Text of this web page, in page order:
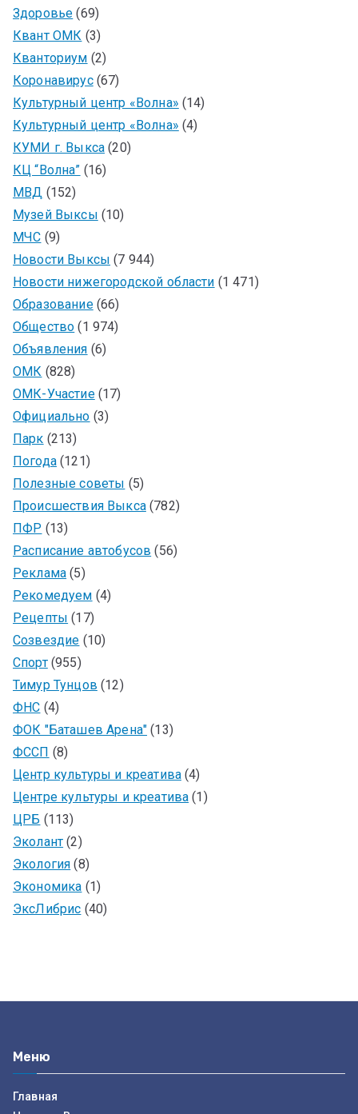
Здоровье (69)
Квант ОМК (3)
Кванториум (2)
Коронавирус(67)
Культурный центр «Волна» (14)
Культурный центр «Волна» (4)
КУМИ г. Выкса (20)
КЦ “Волна” (16)
МВД (152)
Музей Выксы (10)
МЧС (9)
Новости Выксы (7 944)
Новости нижегородской области (1 471)
Образование(66)
Общество (1 974)
Объявления (6)
ОМК (828)
ОМК-Участие(17)
Официально (3)
Парк (213)
Погода(121)
Полезные советы (5)
Происшествия Выкса(782)
ПФР (13)
Расписание автобусов (56)
Реклама (5)
Рекомедуем (4)
Рецепты (17)
Созвездие (10)
Спорт(955)
Тимур Тунцов (12)
ФНС (4)
ФОК "Баташев Арена" (13)
ФССП (8)
Центр культуры и креатива (4)
Центре культуры и креатива (1)
ЦРБ (113)
Эколант (2)
Экология (8)
Экономика (1)
ЭксЛибрис (40)
Меню
Главная